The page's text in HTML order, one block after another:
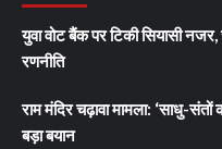
युवा वोट बैंक पर टिकी सियासी
रणनीति
राम मंदिर चढ़ावा मामला: ‘साधु-संतों
बड़ा बयान